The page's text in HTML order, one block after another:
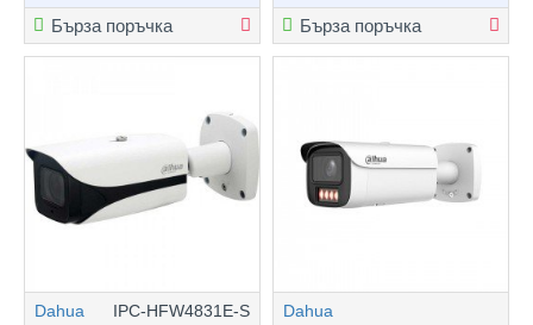
Бърза поръчка Бърза поръчка
Dahua IPC-HFW4831E-S
Dahua